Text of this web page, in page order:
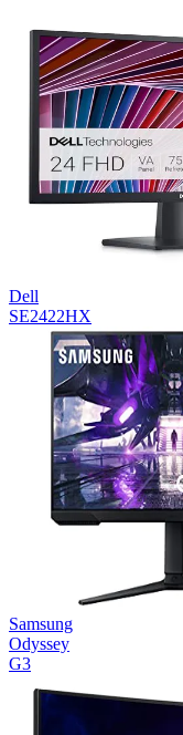
Dell
SE2422HX
Samsung
Odyssey
G3